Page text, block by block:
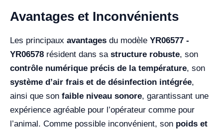
Avantages et Inconvénients
Les principaux avantages du modèle YR06577 -
YR06578 résident dans sa structure robuste, son
contrôle numérique précis de la température, son
système d’air frais et de désinfection intégrée,
ainsi que son faible niveau sonore, garantissant une
expérience agréable pour l’opérateur comme pour
l’animal. Comme possible inconvénient, son poids et